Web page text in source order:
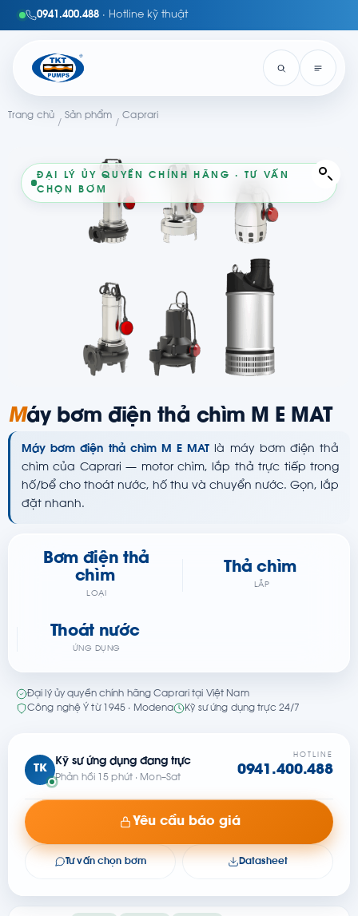
0941.400.488 · Hotline kỹ thuật
Trang chủ
/
Sản phẩm
/
Caprari
ĐẠI LÝ ỦY QUYỀN CHÍNH HÃNG · TƯ VẤN
CHỌN BƠM
Máy bơm điện thả chìm M E MAT
Máy bơm điện thả chìm M E MAT là máy bơm điện thả
chìm của Caprari — motor chìm, lắp thả trực tiếp trong
hố/bể cho thoát nước, hố thu và chuyển nước. Gọn, lắp
đặt nhanh.
Bơm điện thả
chìm
LOẠI
Thả chìm
LẮP
Thoát nước
ỨNG DỤNG
Đại lý ủy quyền chính hãng Caprari tại Việt Nam
Công nghệ Ý từ 1945 · Modena
Kỹ sư ứng dụng trực 24/7
TK
Kỹ sư ứng dụng đang trực
Phản hồi 15 phút · Mon–Sat
HOTLINE
0941.400.488
Yêu cầu báo giá
Tư vấn chọn bơm Datasheet